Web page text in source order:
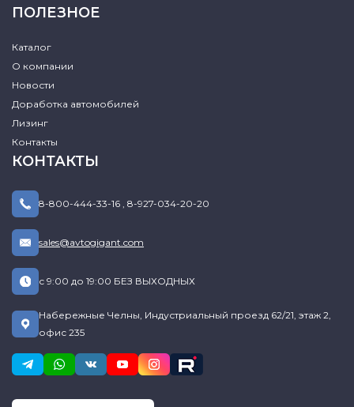
ПОЛЕЗНОЕ
Каталог
О компании
Новости
Доработка автомобилей
Лизинг
Контакты
КОНТАКТЫ
8-800-444-33-16 8-927-034-20-20
sales@avtogigant.com
с 9:00 до 19:00 БЕЗ ВЫХОДНЫХ
Набережные Челны, Индустриальный проезд 62/21, этаж 2,
офис 235